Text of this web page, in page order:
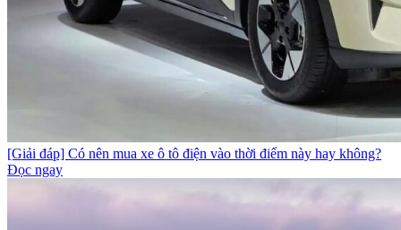
[Giải đáp] Có nên mua xe ô tô điện vào thời điểm này hay không?
Đọc ngay